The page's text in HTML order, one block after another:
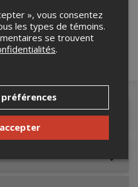
», vous consentez
les types de témoins.
se trouvent
.